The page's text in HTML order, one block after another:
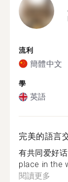
流利
簡體中文
學
英語
完美的語言
有共同爱好
place in the
閱讀更多